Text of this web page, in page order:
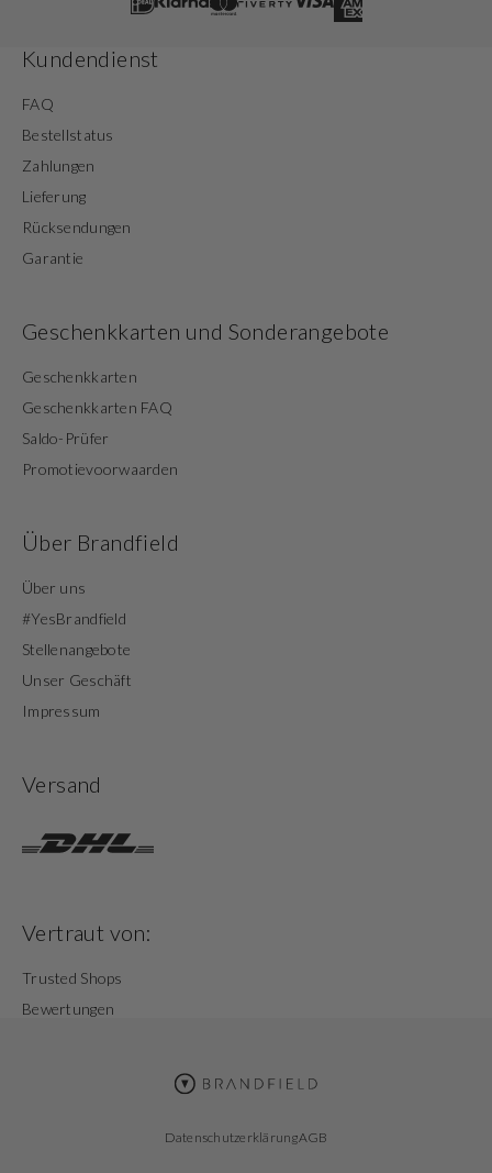
Kundendienst
FAQ
Bestellstatus
Zahlungen
Lieferung
Rücksendungen
Garantie
Geschenkkarten und Sonderangebote
Geschenkkarten
Geschenkkarten FAQ
Saldo-Prüfer
Promotievoorwaarden
Über Brandfield
Über uns
#YesBrandfield
Stellenangebote
Unser Geschäft
Impressum
Versand
Vertraut von:
Trusted Shops
Bewertungen
DatenschutzerklärungAGB